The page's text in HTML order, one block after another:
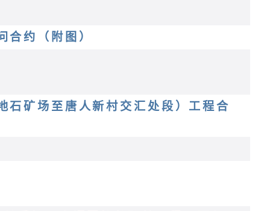
合约（附图）
石矿场至唐人新村交汇处段）工程合